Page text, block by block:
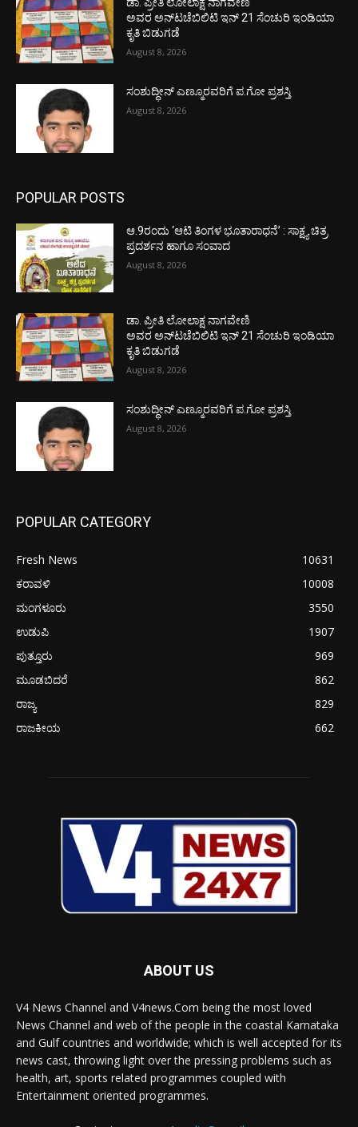
ಅವರ ಅನ್‌ಟಚೆಬಿಲಿಟಿ ಇನ್ 21 ಸೆಂಚುರಿ ಇಂಡಿಯಾ
ಕೃತಿ ಬಿಡುಗಡೆ
August 8, 2026
ಸಂಶುದ್ಧೀನ್ ಎಣ್ಮೂರವರಿಗೆ ಪ.ಗೋ ಪ್ರಶಸ್ತಿ
August 8, 2026
POPULAR POSTS
ಆ.9ರಂದು ‘ಆಟಿ ತಿಂಗಳ ಭೂತಾರಾಧನೆ’ : ಸಾಕ್ಷ್ಯ ಚಿತ್ರ
ಪ್ರದರ್ಶನ ಹಾಗೂ ಸಂವಾದ
August 8, 2026
ಡಾ. ಪ್ರೀತಿ ಲೋಲಾಕ್ಷ ನಾಗವೇಣಿ
ಅವರ ಅನ್‌ಟಚೆಬಿಲಿಟಿ ಇನ್ 21 ಸೆಂಚುರಿ ಇಂಡಿಯಾ
ಕೃತಿ ಬಿಡುಗಡೆ
August 8, 2026
ಸಂಶುದ್ಧೀನ್ ಎಣ್ಮೂರವರಿಗೆ ಪ.ಗೋ ಪ್ರಶಸ್ತಿ
August 8, 2026
POPULAR CATEGORY
Fresh News
10631
ಕರಾವಳಿ
10008
ಮಂಗಳೂರು
3550
ಉಡುಪಿ
1907
ಪುತ್ತೂರು
969
ಮೂಡಬಿದರೆ
862
ರಾಜ್ಯ
829
ರಾಜಕೀಯ
662
ABOUT US
V4 News Channel and V4news.Com being the most loved
News Channel and web of the people in the coastal Karnataka
and Gulf countries and worldwide; which is well accepted for its
news cast, throwing light over the pressing problems such as
health, art, sports related programmes coupled with
Entertainment oriented programmes.